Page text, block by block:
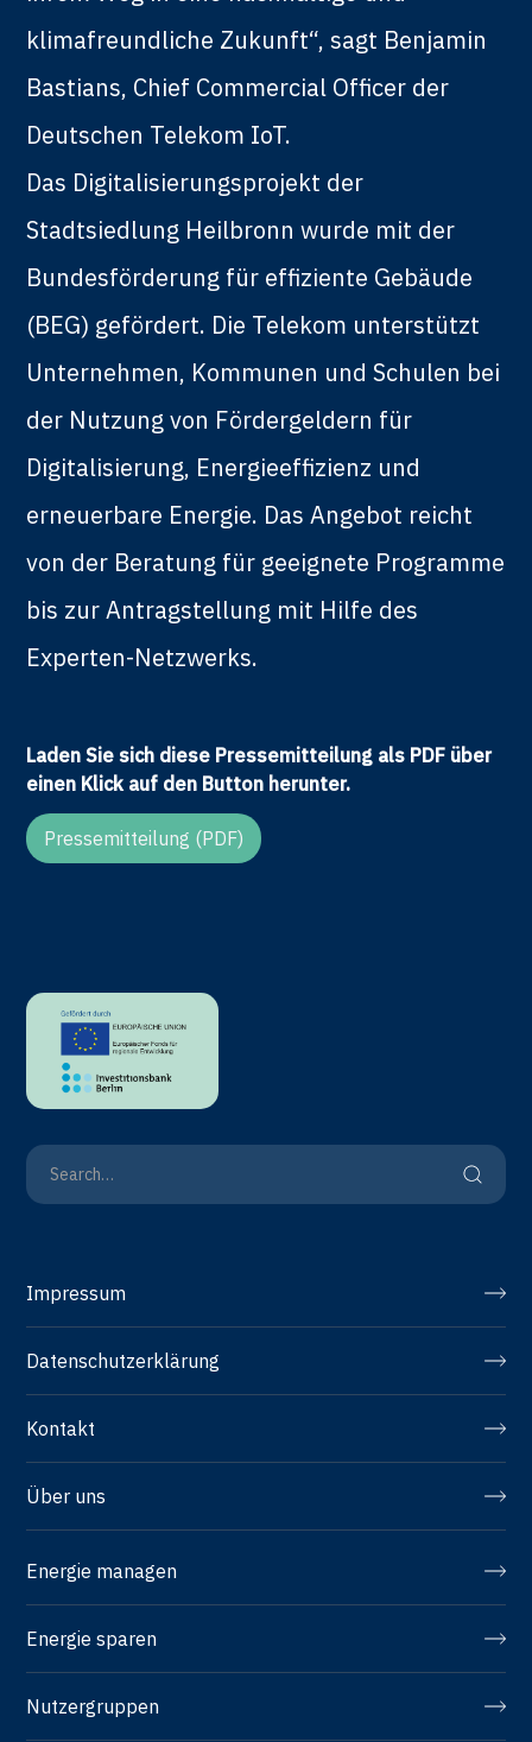
klimafreundliche Zukunft“, sagt Benjamin
Bastians, Chief Commercial Officer der
Deutschen Telekom IoT.
Das Digitalisierungsprojekt der
Stadtsiedlung Heilbronn wurde mit der
Bundesförderung für effiziente Gebäude
(BEG) gefördert. Die Telekom unterstützt
Unternehmen, Kommunen und Schulen bei
der Nutzung von Fördergeldern für
Digitalisierung, Energieeffizienz und
erneuerbare Energie. Das Angebot reicht
von der Beratung für geeignete Programme
bis zur Antragstellung mit Hilfe des
Experten-Netzwerks.
Laden Sie sich diese Pressemitteilung als PDF über
einen Klick auf den Button herunter.
Pressemitteilung (PDF)
Impressum
Datenschutzerklärung
Kontakt
Über uns
Energie managen
Energie sparen
Nutzergruppen